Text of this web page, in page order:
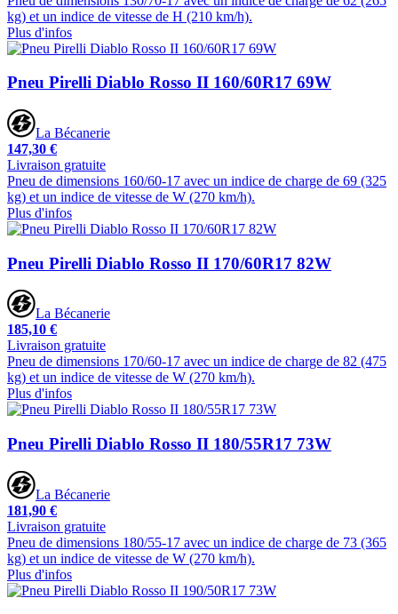
kg) et un indice de vitesse de H (210 km/h).
Plus d'infos
Pneu Pirelli Diablo Rosso II 160/60R17 69W
La Bécanerie
147,30 €
Livraison gratuite
Pneu de dimensions 160/60-17 avec un indice de charge de 69 (325
kg) et un indice de vitesse de W (270 km/h).
Plus d'infos
Pneu Pirelli Diablo Rosso II 170/60R17 82W
La Bécanerie
185,10 €
Livraison gratuite
Pneu de dimensions 170/60-17 avec un indice de charge de 82 (475
kg) et un indice de vitesse de W (270 km/h).
Plus d'infos
Pneu Pirelli Diablo Rosso II 180/55R17 73W
La Bécanerie
181,90 €
Livraison gratuite
Pneu de dimensions 180/55-17 avec un indice de charge de 73 (365
kg) et un indice de vitesse de W (270 km/h).
Plus d'infos